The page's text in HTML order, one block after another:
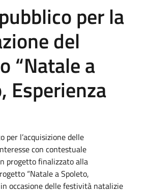
per la
del
“Natale a
Esperienza
per l’acquisizione delle
con contestuale
progetto finalizzato alla
“Natale a Spoleto,
occasione delle festività natalizie